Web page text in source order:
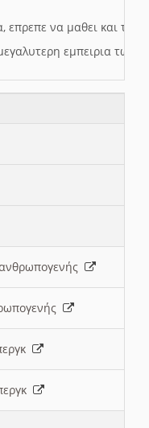
επρεπε να μαθει και το
εμπειρια